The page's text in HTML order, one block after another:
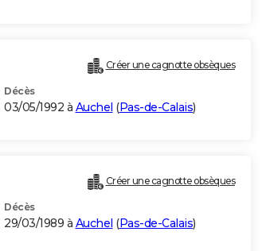
Créer une cagnotte obsèques
Décès
03/05/1992 à Auchel (Pas-de-Calais)
Créer une cagnotte obsèques
Décès
29/03/1989 à Auchel (Pas-de-Calais)